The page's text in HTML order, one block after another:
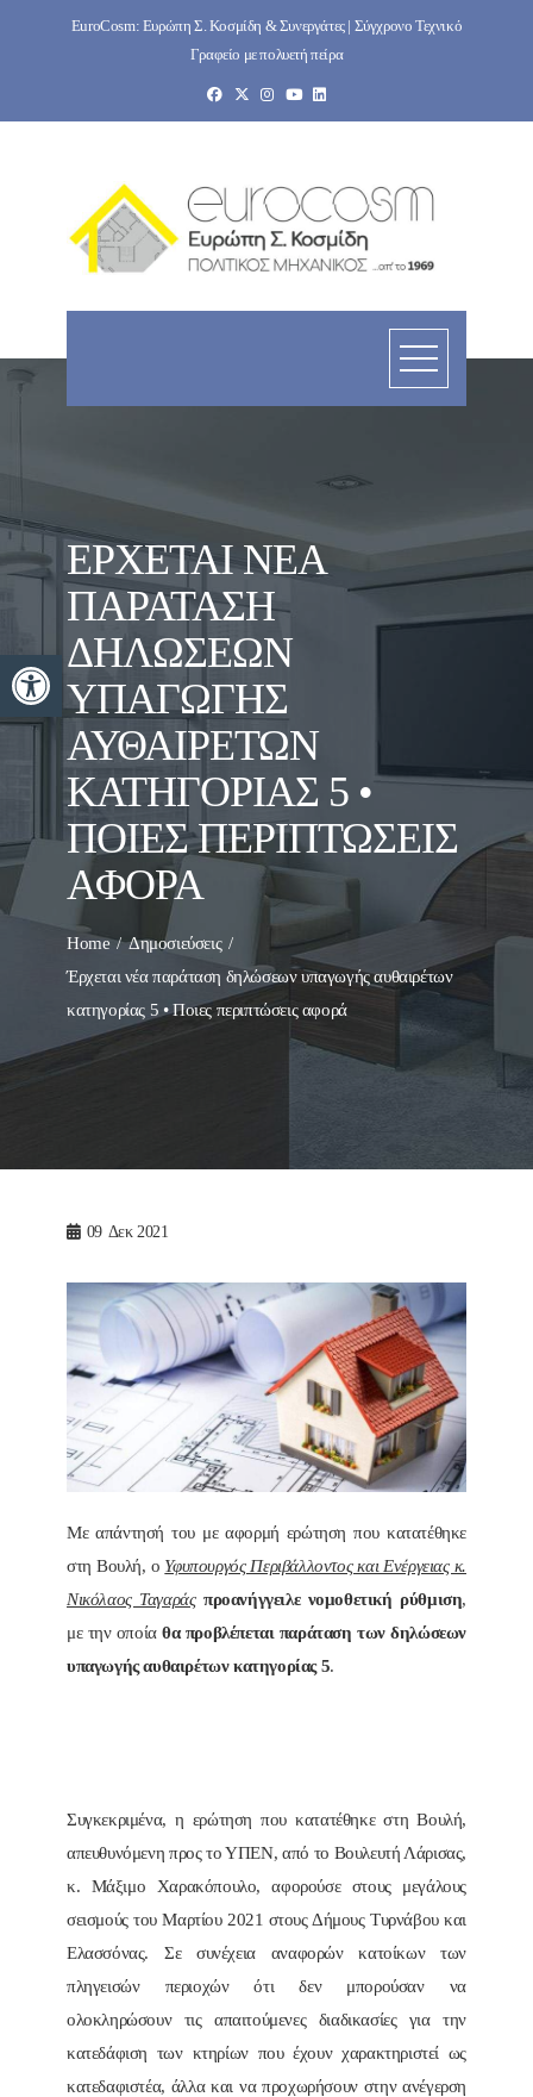
Ανοίξτε τη γραμμή εργαλείων
EuroCosm: Ευρώπη Σ. Κοσμίδη & Συνεργάτες | Σύγχρονο Τεχνικό
Γραφείο με πολυετή πείρα
ΈΡΧΕΤΑΙ ΝΈΑ
ΠΑΡΆΤΑΣΗ
ΔΗΛΏΣΕΩΝ
ΥΠΑΓΩΓΉΣ
ΑΥΘΑΙΡΈΤΩΝ
ΚΑΤΗΓΟΡΊΑΣ 5 •
ΠΟΙΕΣ ΠΕΡΙΠΤΏΣΕΙΣ
ΑΦΟΡΆ
Home
Δημοσιεύσεις
Έρχεται νέα παράταση δηλώσεων υπαγωγής αυθαιρέτων
κατηγορίας 5 • Ποιες περιπτώσεις αφορά
09 Δεκ 2021
Με απάντησή του με αφορμή ερώτηση που κατατέθηκε
στη Βουλή, ο Υφυπουργός Περιβάλλοντος και Ενέργειας κ.
Νικόλαος Ταγαράς προανήγγειλε νομοθετική ρύθμιση,
με την οποίαθα προβλέπεται παράταση των δηλώσεων
υπαγωγής αυθαιρέτων κατηγορίας 5.
Συγκεκριμένα, η ερώτηση που κατατέθηκε στη Βουλή,
απευθυνόμενη προς το ΥΠΕΝ, από το Βουλευτή Λάρισας,
κ. Μάξιμο Χαρακόπουλο, αφορούσε στους μεγάλους
σεισμούς του Μαρτίου 2021 στους Δήμους Τυρνάβου και
Ελασσόνας. Σε συνέχεια αναφορών κατοίκων των
πληγεισών περιοχών ότι δεν μπορούσαν να
ολοκληρώσουν τις απαιτούμενες διαδικασίες για την
κατεδάφιση των κτηρίων που έχουν χαρακτηριστεί ως
κατεδαφιστέα, άλλα και να προχωρήσουν στην ανέγερση